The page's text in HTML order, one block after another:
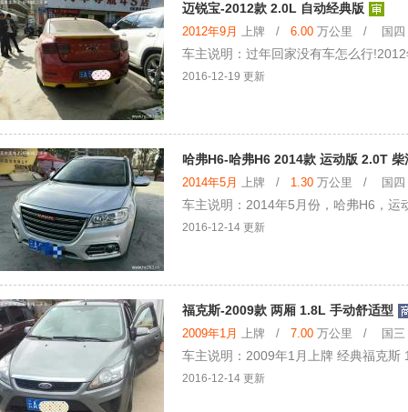
迈锐宝-2012款 2.0L 自动经典版
2012年9月 上牌 / 6.00 万公里 / 国四 /
车主说明：过年回家没有车怎么行
2016-12-19 更新
哈弗H6-哈弗H6 2014款 运动版 2.0T
2014年5月 上牌 / 1.30 万公里 / 国四 /
车主说明：2014年5月份，哈弗H6，
2016-12-14 更新
福克斯-2009款 两厢 1.8L 手动舒适型
2009年1月 上牌 / 7.00 万公里 / 国三 /
车主说明：2009年1月上牌 经典福克
2016-12-14 更新